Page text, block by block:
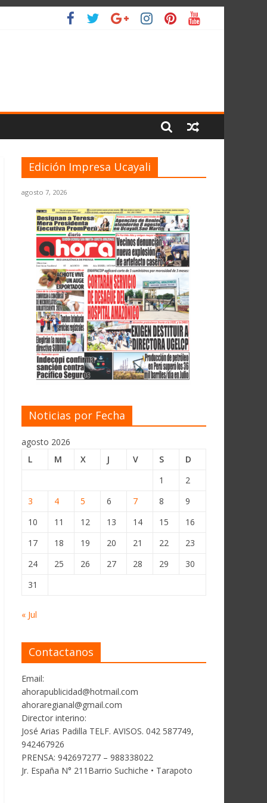
Edición Impresa Ucayali
agosto 7, 2026
Noticias por Fecha
agosto 2026
L
M X J V S
D
1
2
3
4 5 6 7 8
9
10
11 12 13 14 15
16
17
18 19 20 21 22
23
24
25 26 27 28 29
30
31
« Jul
Contactanos
Email:
ahorapublicidad@hotmail.com
ahoraregianal@gmail.com
Director interino:
José Arias Padilla TELF. AVISOS. 042 587749,
942467926
PRENSA: 942697277 – 988338022
Jr. España N° 211Barrio Suchiche • Tarapoto